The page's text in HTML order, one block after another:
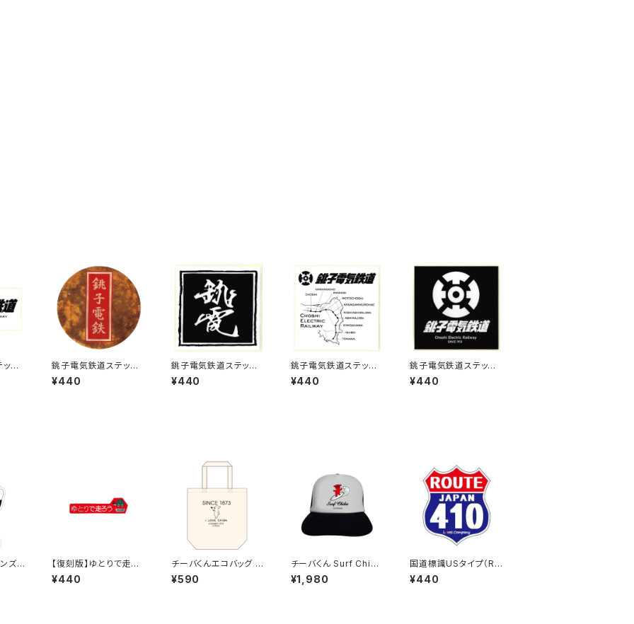
カ
銚子電気鉄道ステッカ
ー1
¥440
銚子電気鉄道ステッカ
ー3
¥440
銚子電気鉄道ステッカ
ー4
¥440
銚子電気鉄道ステッカ
ー2
¥440
ズス
【復刻版】ゆとりで走ろ
う秋田県（赤）：ステッカ
ー
¥440
チーバくんエコバッグ D
esign1
¥590
チーバくん Surf Chib
a：メッシュキャップ（Aホ
ワイト）
¥1,980
国道標識USタイプ（RO
UTE）ステッカー 410号
線
¥440